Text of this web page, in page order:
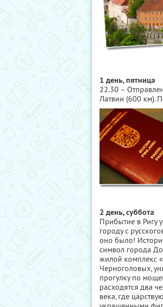
1 день, пятница
22.30 –
Латвии (600 км).
2 день, суббота
Прибытие в Ригу
городу с
оно было!
символ города
жилой комплекс
Черноголовых,
прогулку по
расходятся два
века, где